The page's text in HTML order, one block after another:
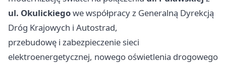
ul. Okulickiegowe współpracy z Generalną Dyrekcją
Dróg Krajowych i Autostrad,
przebudowę i zabezpieczenie sieci
elektroenergetycznej, nowego oświetlenia drogowego